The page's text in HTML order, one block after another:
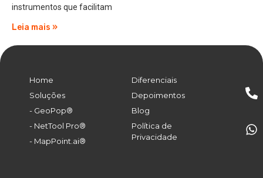
instrumentos que facilitam
Leia mais »
Home
Soluções
- GeoPop®
- NetTool Pro®
- MapPoint.ai®
Diferenciais
Depoimentos
Blog
Política de
Privacidade